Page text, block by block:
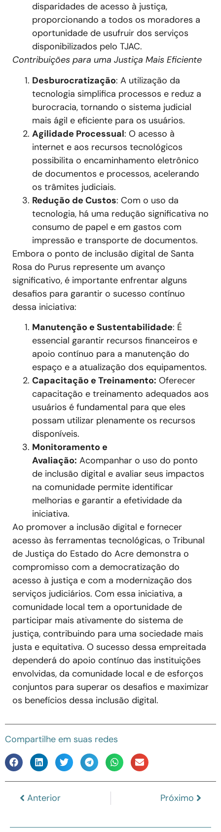
disparidades de acesso à justiça,
proporcionando a todos os moradores a
oportunidade de usufruir dos serviços
disponibilizados pelo TJAC.
Contribuições para uma Justiça Mais Eficiente
Desburocratização: A utilização da
tecnologia simplifica processos e reduz a
burocracia, tornando o sistema judicial
mais ágil e eficiente para os usuários.
Agilidade Processual: O acesso à
internet e aos recursos tecnológicos
possibilita o encaminhamento eletrônico
de documentos e processos, acelerando
os trâmites judiciais.
Redução de Custos: Com o uso da
tecnologia, há uma redução significativa no
consumo de papel e em gastos com
impressão e transporte de documentos.
Embora o ponto de inclusão digital de Santa
Rosa do Purus represente um avanço
significativo, é importante enfrentar alguns
desafios para garantir o sucesso contínuo
dessa iniciativa:
Manutenção e Sustentabilidade: É
essencial garantir recursos financeiros e
apoio contínuo para a manutenção do
espaço e a atualização dos equipamentos.
Capacitação e Treinamento: Oferecer
capacitação e treinamento adequados aos
usuários é fundamental para que eles
possam utilizar plenamente os recursos
disponíveis.
Monitoramento e
Avaliação: Acompanhar o uso do ponto
de inclusão digital e avaliar seus impactos
na comunidade permite identificar
melhorias e garantir a efetividade da
iniciativa.
Ao promover a inclusão digital e fornecer
acesso às ferramentas tecnológicas, o Tribunal
de Justiça do Estado do Acre demonstra o
compromisso com a democratização do
acesso à justiça e com a modernização dos
serviços judiciários. Com essa iniciativa, a
comunidade local tem a oportunidade de
participar mais ativamente do sistema de
justiça, contribuindo para uma sociedade mais
justa e equitativa. O sucesso dessa empreitada
dependerá do apoio contínuo das instituições
envolvidas, da comunidade local e de esforços
conjuntos para superar os desafios e maximizar
os benefícios dessa inclusão digital.
Compartilhe em suas redes
Anterior Próximo